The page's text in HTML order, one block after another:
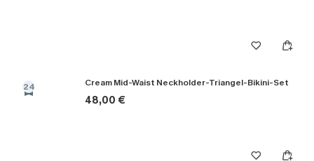
24 Cream Mid-Waist Neckholder-Triangel-Bikini-Set
48,00 €